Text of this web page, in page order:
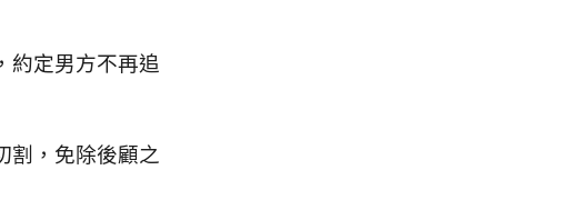
約定男方不再追
割，免除後顧之